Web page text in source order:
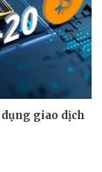
dụng giao dịch